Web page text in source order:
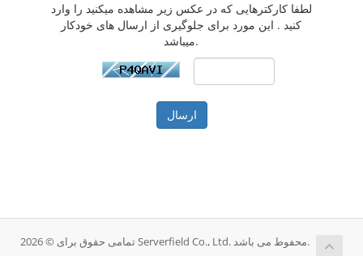
لطفا کارکترهایی که در عکس زیر مشاهده میکنید را وارد
کنید . این مورد برای جلوگیری از ارسال های خودکار
میباشد.
ارسال
تمامی حقوق برای © 2026 Serverfield Co., Ltd. محفوط می باشد.